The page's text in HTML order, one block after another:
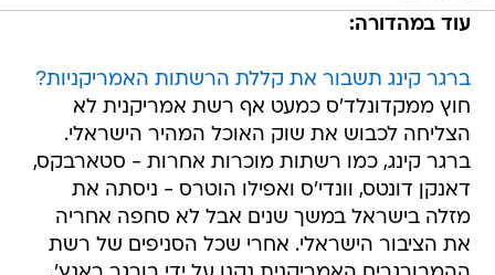
עוד במהדורה:
ברגר קינג תשבור את קללת הרשתות האמריקניות?
חוץ ממקדונלד'ס כמעט אף רשת אמריקנית לא
הצליחה לכבוש את שוק האוכל המהיר הישראלי.
ברגר קינג, כמו רשתות מוכרות אחרות - סטארבקס,
דאנקן דונטס, וונדי'ס ואפילו הוטרס - ניסתה את
מזלה בישראל במשך שנים אבל לא סחפה אחריה
את הציבור הישראלי. אחרי שכל הסניפים של רשת